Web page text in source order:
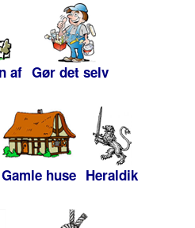
af Gør det selv
Gamle huse Heraldik